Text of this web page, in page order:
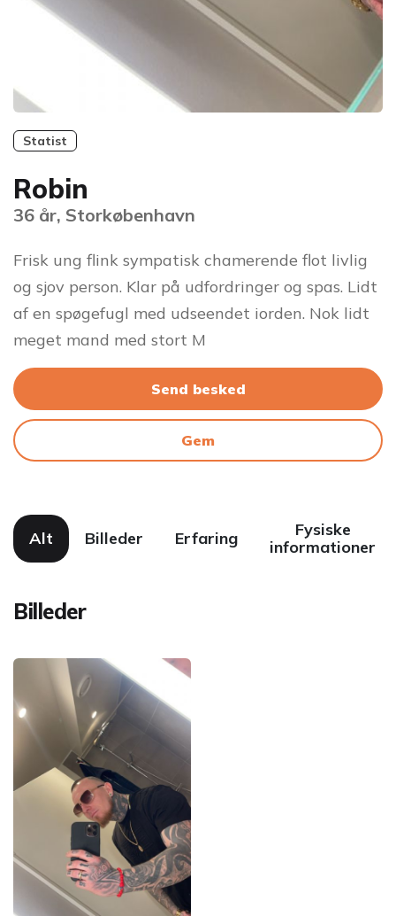
Statist
Robin
36 år, Storkøbenhavn
Frisk ung flink sympatisk chamerende flot livlig
og sjov person. Klar på udfordringer og spas. Lidt
af en spøgefugl med udseendet iorden. Nok lidt
meget mand med stort M
Send besked
Gem
Alt Billeder Erfaring
Fysiske
informationer
Billeder